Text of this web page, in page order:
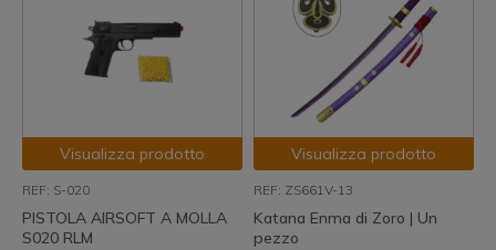
Visualizza prodotto
REF: S-020
PISTOLA AIRSOFT A MOLLA
S020 RLM
Visualizza prodotto
REF: ZS661V-13
Katana Enma di Zoro | Un
pezzo